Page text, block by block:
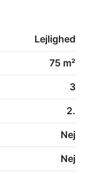
Lejlighed
75 m²
3
2.
Nej
Nej